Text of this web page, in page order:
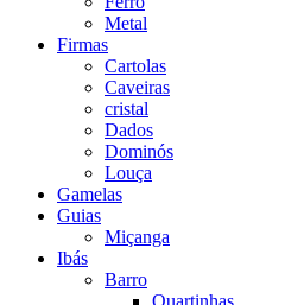
Metal
Firmas
Cartolas
Caveiras
cristal
Dados
Dominós
Louça
Gamelas
Guias
Miçanga
Ibás
Barro